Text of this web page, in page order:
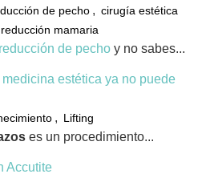
de pecho , cirugía estética
reducción mamaria
reducción de pecho y no sabes...
estética ya no puede
, Lifting
es un procedimiento...
Accutite